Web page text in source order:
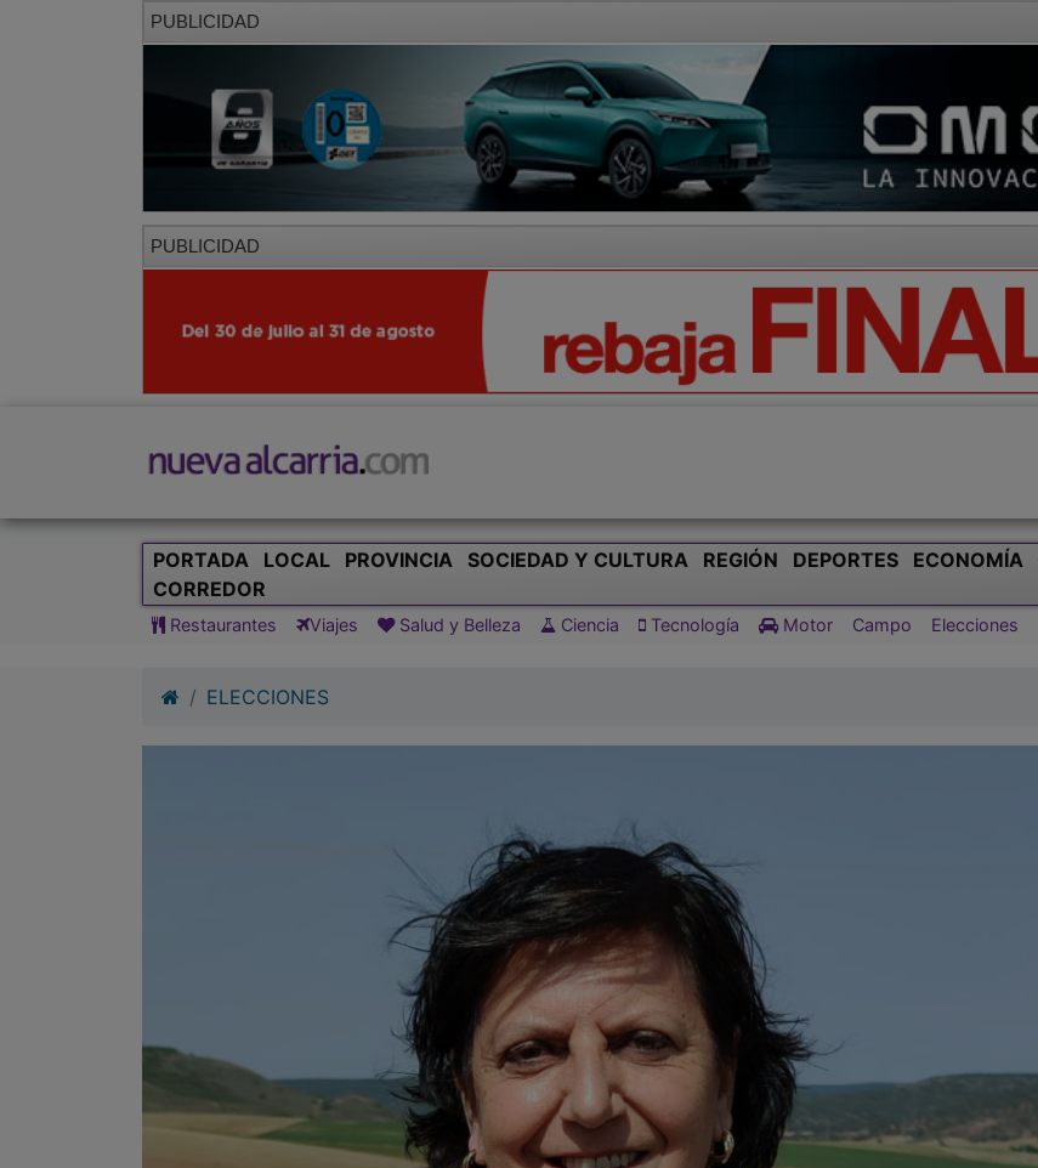
PUBLICIDAD
PUBLICIDAD
PORTADA LOCAL PROVINCIA SOCIEDAD Y CULTURA REGIÓN DEPORTES ECONOMÍA
CORREDOR
Restaurantes Viajes Salud y Belleza Ciencia Tecnología Motor Campo Elecciones
ELECCIONES